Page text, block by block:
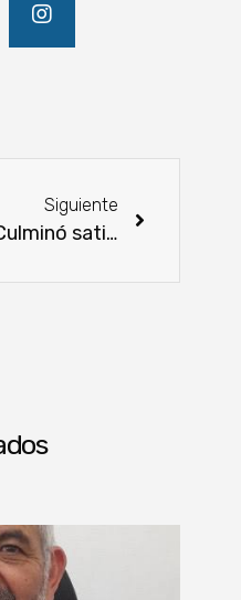
Siguiente
Culminó satisfactoriamente auditoría a la Dirección de Laboratorios